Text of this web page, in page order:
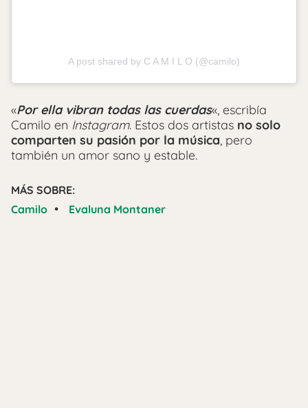
A post shared by C A M I L O (@camilo)
«Por ella vibran todas las cuerdas«, escribía
Camilo en Instagram. Estos dos artistas no solo
comparten su pasión por la música , pero
también un amor sano y estable.
MÁS SOBRE:
Camilo • Evaluna Montaner